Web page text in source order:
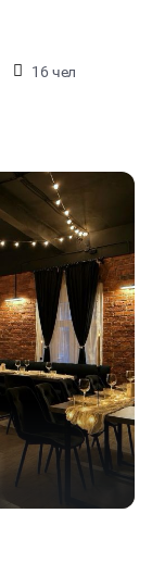
16 чел